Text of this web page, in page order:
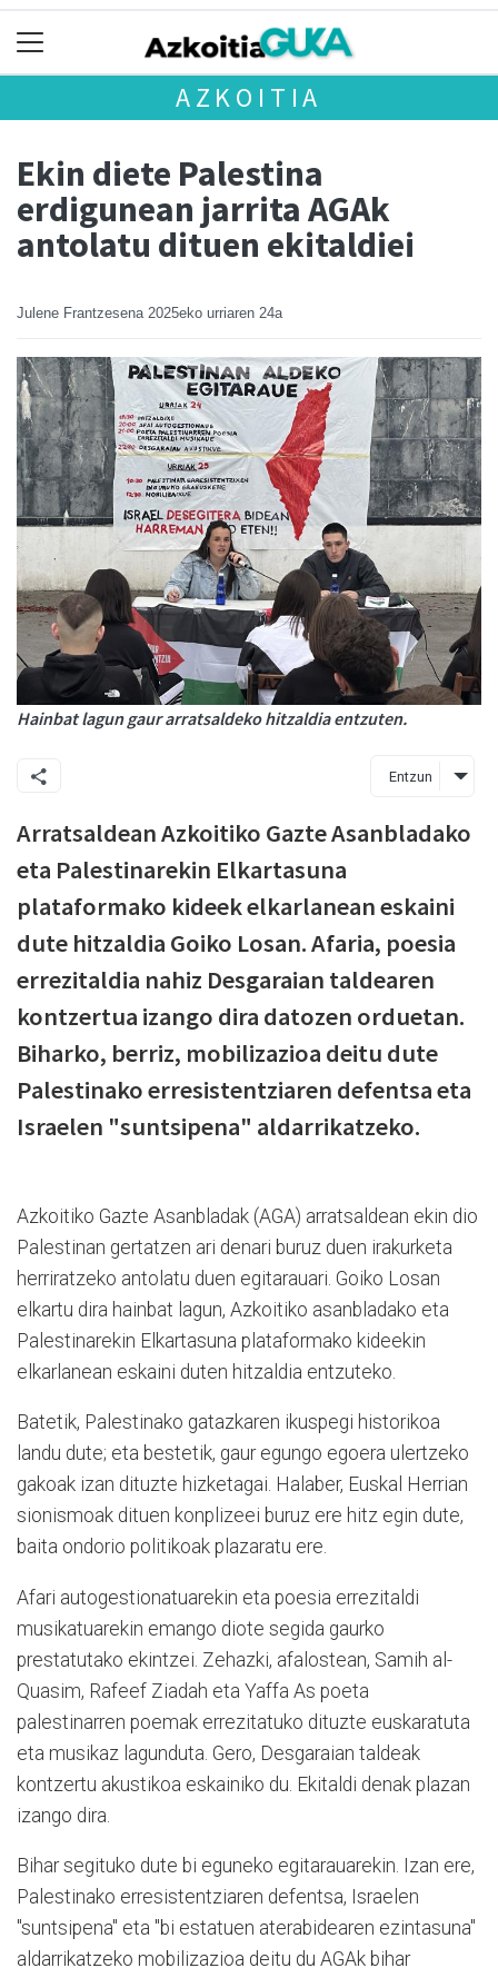
AZKOITIA
Ekin diete Palestina
erdigunean jarrita AGAk
antolatu dituen ekitaldiei
Julene Frantzesena 2025eko urriaren 24a
Hainbat lagun gaur arratsaldeko hitzaldia entzuten.
Entzun
Arratsaldean Azkoitiko Gazte Asanbladako
eta Palestinarekin Elkartasuna
plataformako kideek elkarlanean eskaini
dute hitzaldia Goiko Losan. Afaria, poesia
errezitaldia nahiz Desgaraian taldearen
kontzertua izango dira datozen orduetan.
Biharko, berriz, mobilizazioa deitu dute
Palestinako erresistentziaren defentsa eta
Israelen "suntsipena" aldarrikatzeko.
Azkoitiko Gazte Asanbladak (AGA) arratsaldean ekin dio
Palestinan gertatzen ari denari buruz duen irakurketa
herriratzeko antolatu duen egitarauari. Goiko Losan
elkartu dira hainbat lagun, Azkoitiko asanbladako eta
Palestinarekin Elkartasuna plataformako kideekin
elkarlanean eskaini duten hitzaldia entzuteko.
Batetik, Palestinako gatazkaren ikuspegi historikoa
landu dute; eta bestetik, gaur egungo egoera ulertzeko
gakoak izan dituzte hizketagai. Halaber, Euskal Herrian
sionismoak dituen konplizeei buruz ere hitz egin dute,
baita ondorio politikoak plazaratu ere.
Afari autogestionatuarekin eta poesia errezitaldi
musikatuarekin emango diote segida gaurko
prestatutako ekintzei. Zehazki, afalostean, Samih al-
Quasim, Rafeef Ziadah eta Yaffa As poeta
palestinarren poemak errezitatuko dituzte euskaratuta
eta musikaz lagunduta. Gero, Desgaraian taldeak
kontzertu akustikoa eskainiko du. Ekitaldi denak plazan
izango dira.
Bihar segituko dute bi eguneko egitarauarekin. Izan ere,
Palestinako erresistentziaren defentsa, Israelen
"suntsipena" eta "bi estatuen aterabidearen ezintasuna"
aldarrikatzeko mobilizazioa deitu du AGAk bihar